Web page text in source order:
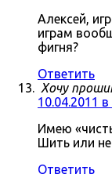
Алексей,
играм
фигня?
Ответить
Хочу
10.04.2011 в
Имею
Шить или
Ответить